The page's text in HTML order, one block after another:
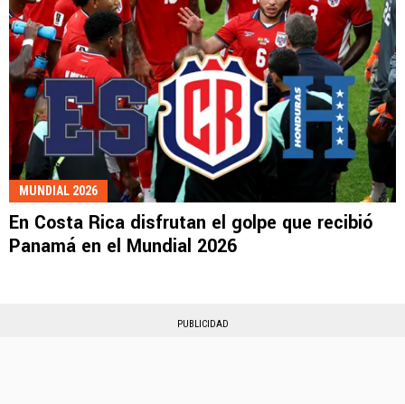
MUNDIAL 2026
En Costa Rica disfrutan el golpe que recibió
Panamá en el Mundial 2026
PUBLICIDAD